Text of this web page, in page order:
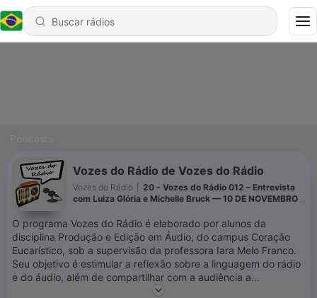
Vozes do Rádio de Vozes do Rádio
Vozes do Rádio
20 - Vozes do Rádio 012 – Entrevista
com Luiza Glória e Michelle Bruck — 10 DE NOVEMBRO
O programa Vozes do Rádio é elaborado por alunos da
disciplina Produção e Edição em Áudio, do campus Coração
Eucarístico, sob a supervisão da professora Iara Melo Franco.
Seu objetivo é estimular a reflexão sobre a linguagem do rádio
e do áudio, além de compartilhar com a audiência a
experiência de profissionais da mídia sonora.